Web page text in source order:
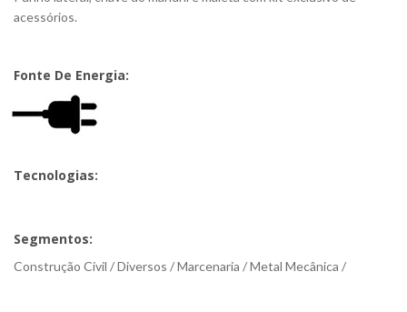
acessórios.
Fonte De Energia:
Tecnologias:
Segmentos:
Construção Civil / Diversos / Marcenaria / Metal Mecânica /